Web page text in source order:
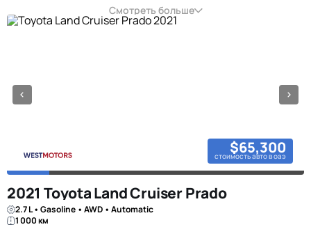
Смотреть больше
$65,300
стоимость авто в оаэ
2021 Toyota Land Cruiser Prado
2.7 L • Gasoline • AWD • Automatic
1 000 км